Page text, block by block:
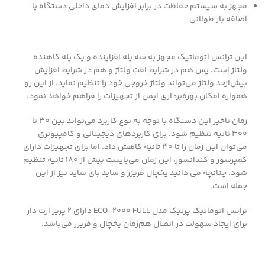
مجهز به سیستم حفاظت در برابر افزایش دمای داخلی دستگاه یا
اضافه بار طولانی
این ترانس اتوماتیک مجهز به سه پله افزاینده و یک پله کاهنده
ولتاژ است. پس هم در شرایط افت ولتاژ و هم در شرایط افزایش
بیش‌از‌حد ولتاژ می‌تواند ولتاژ خروجی خود را تنظیم نماید. از این رو
همواره امکان بهره‌برداری ایمن از تجهیزات را فراهم خواهد نمود.
زمان تاخیر این دستگاه با توجه به نوع کاربرد می‌تواند بین ۳۰ تا
۳۰۰ ثانیه تنظیم شود. برای کاربردهای دیجیتالی و کامپیوتری
می‌توان این زمان را تا ۳۰ ثانیه کاهش داد. اما برای تجهیزات دارای
کمپرسور و کندانسور، این زمان می‌بایست بیش از ۱۸۰ ثانیه تنظیم
شود. چنانچه می دانید یخچال فریزر و ساید بای ساید نیز از این
جمله است.
ترانس اتوماتیک پرنیک مدل ECO-2000 FULL دارای ۲ پریز ارت دار
برای ایجاد سهولت در اتصال هم‌زمان یخچال و فریزر می‌باشد.​